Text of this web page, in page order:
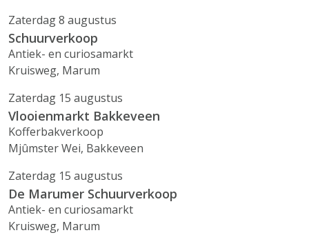
Zaterdag 8 augustus
Schuurverkoop
Antiek- en curiosamarkt
Kruisweg, Marum
Zaterdag 15 augustus
Vlooienmarkt Bakkeveen
Kofferbakverkoop
Mjûmster Wei, Bakkeveen
Zaterdag 15 augustus
De Marumer Schuurverkoop
Antiek- en curiosamarkt
Kruisweg, Marum